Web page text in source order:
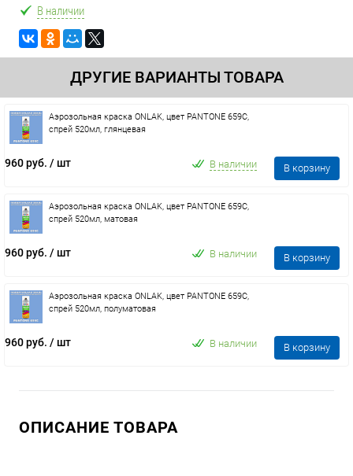
В наличии
ДРУГИЕ ВАРИАНТЫ ТОВАРА
Аэрозольная краска ONLAK, цвет PANTONE 659C,
спрей 520мл, глянцевая
960 руб. / шт В наличии В корзину
Аэрозольная краска ONLAK, цвет PANTONE 659C,
спрей 520мл, матовая
960 руб. / шт В наличии В корзину
Аэрозольная краска ONLAK, цвет PANTONE 659C,
спрей 520мл, полуматовая
960 руб. / шт В наличии В корзину
ОПИСАНИЕ ТОВАРА